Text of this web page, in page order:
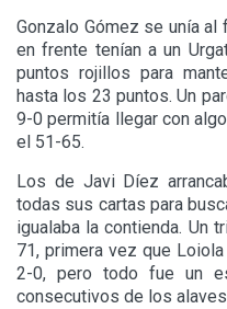
Gonzalo Gómez se unía
en frente tenían a un
puntos rojillos para
hasta los 23 puntos. Un
9-0 permitía llegar con
el 51-65.
Los de Javi Díez
todas sus cartas para
igualaba la contienda. Un
71, primera vez que
2-0, pero todo fue un
consecutivos de los